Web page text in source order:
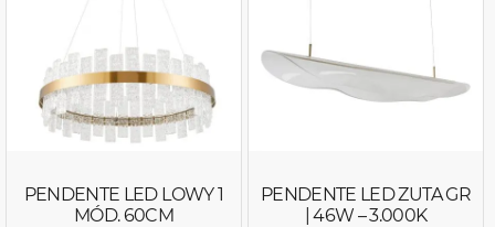
PENDENTE LED LOWY 1
MÓD. 60CM
PENDENTE LED ZUTA GR
| 46W – 3.000K